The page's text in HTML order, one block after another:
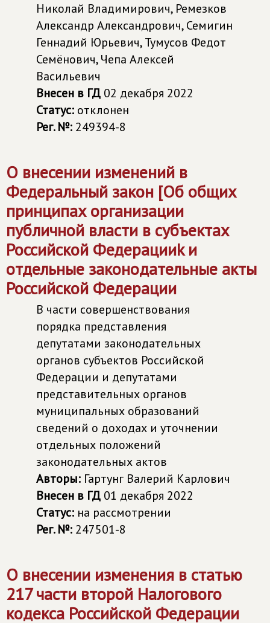
Николай Владимирович, Ремезков
Александр Александрович, Семигин
Геннадий Юрьевич, Тумусов Федот
Семёнович, Чепа Алексей
Васильевич
Внесен в ГД 02 декабря 2022
Статус: отклонен
Рег. №: 249394-8
О внесении изменений в
Федеральный закон [Об общих
принципах организации
публичной власти в субъектах
Российской Федерацииk и
отдельные законодательные акты
Российской Федерации
В части совершенствования
порядка представления
депутатами законодательных
органов субъектов Российской
Федерации и депутатами
представительных органов
муниципальных образований
сведений о доходах и уточнении
отдельных положений
законодательных актов
Авторы: Гартунг Валерий Карлович
Внесен в ГД 01 декабря 2022
Статус: на рассмотрении
Рег. №: 247501-8
О внесении изменения в статью
217 части второй Налогового
кодекса Российской Федерации